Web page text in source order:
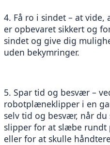
4. Få ro i sindet – at
er opbevaret sikkert og
sindet og give dig
uden bekymringer.
5. Spar tid og besvær –
robotplæneklipper i en
selv tid og besvær, når
slipper for at slæbe
eller for at skulle